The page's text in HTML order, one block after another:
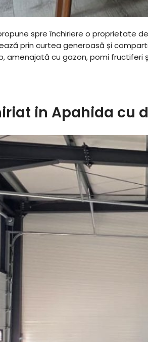
spre închiriere o proprietate
prin curtea generoasă și
amenajată cu gazon, pomi fructiferi
in Apahida cu